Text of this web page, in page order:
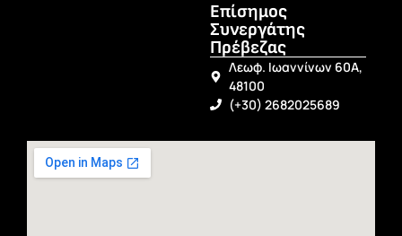
Επίσημος
Συνεργάτης
Πρέβεζας
Λεωφ. Ιωαννίνων 60Α,
48100
(+30) 2682025689